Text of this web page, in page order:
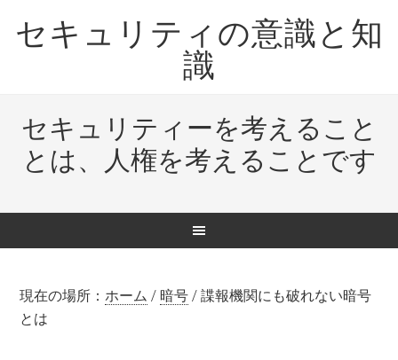
セキュリティの意識と知
識
セキュリティーを考えること
とは、人権を考えることです
現在の場所： ホーム / 暗号 /諜報機関にも破れない暗号
とは